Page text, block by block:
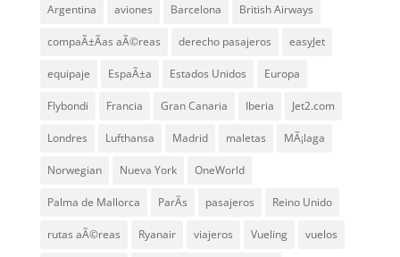
Argentina aviones Barcelona British Airways
compaÃ±Ã­as aÃ©reas derecho pasajeros easyJet
equipaje EspaÃ±a Estados Unidos Europa
Flybondi Francia Gran Canaria Iberia Jet2.com
Londres Lufthansa Madrid maletas MÃ¡laga
Norwegian Nueva York OneWorld
Palma de Mallorca ParÃ­s pasajeros Reino Unido
rutas aÃ©reas Ryanair viajeros Vueling vuelos